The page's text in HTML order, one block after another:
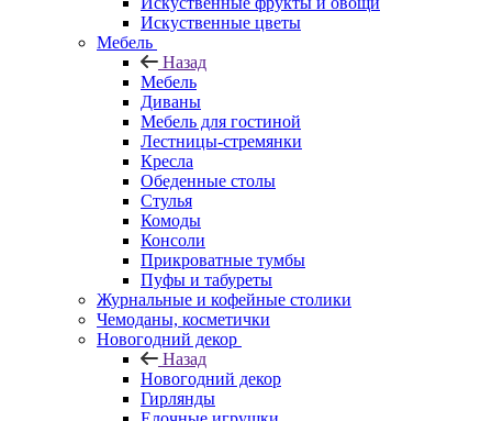
Искуственные цветы
Мебель
Назад
Мебель
Диваны
Мебель для гостиной
Лестницы-стремянки
Кресла
Обеденные столы
Стулья
Комоды
Консоли
Прикроватные тумбы
Пуфы и табуреты
Журнальные и кофейные столики
Чемоданы, косметички
Новогодний декор
Назад
Новогодний декор
Гирлянды